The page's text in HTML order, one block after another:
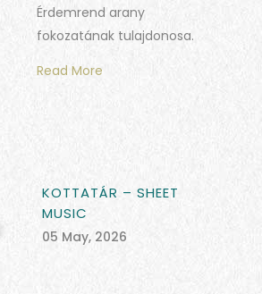
Érdemrend arany
fokozatának tulajdonosa.
Read More
KOTTATÁR – SHEET
MUSIC
05 May, 2026